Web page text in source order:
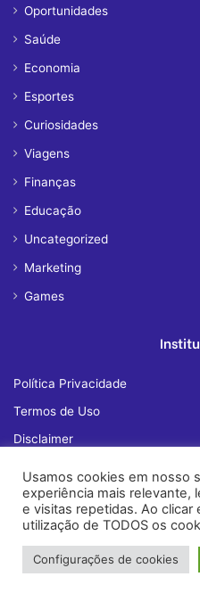
Oportunidades
Saúde
Economia
Esportes
Curiosidades
Viagens
Finanças
Educação
Uncategorized
Marketing
Games
Política Privacidade
Termos de Uso
Disclaimer
Fale Conosco
© Copyright 2026, All
Usamos cookies em nosso
experiência mais relevante,
e visitas repetidas. Ao clicar
utilização de TODOS os
Configurações de cookies